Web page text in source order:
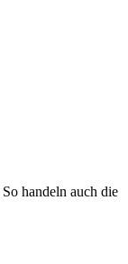
handeln auch die